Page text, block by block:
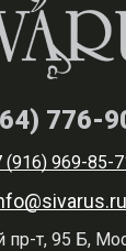
776-
(916) 969-85-
пр-т, 95 Б,